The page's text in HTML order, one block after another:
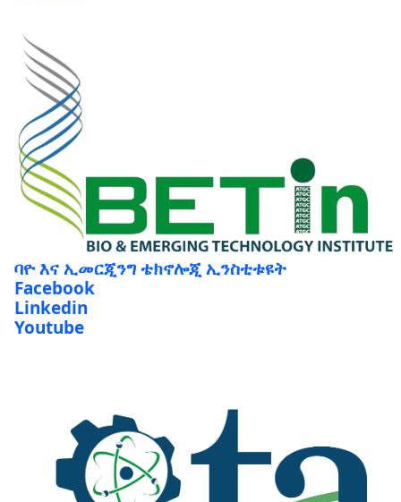
ባዮ እና ኢመርጂንግ ቴክኖሎጂ ኢንስቲቱዩት
Facebook
Linkedin
Youtube